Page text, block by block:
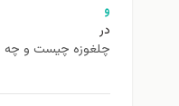
و
در
چلغوزه چیست و چه